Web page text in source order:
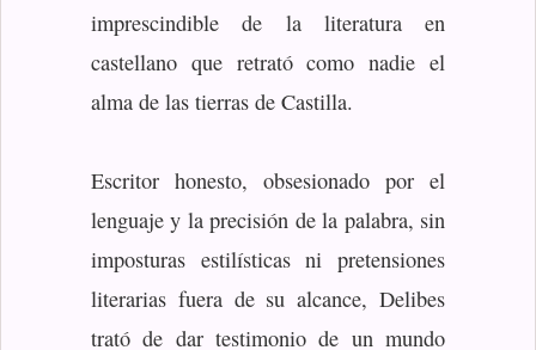
imprescindible de la literatura en
castellano que retrató como nadie el
alma de las tierras de Castilla.
Escritor honesto, obsesionado por el
lenguaje y la precisión de la palabra, sin
imposturas estilísticas ni pretensiones
literarias fuera de su alcance, Delibes
trató de dar testimonio de un mundo